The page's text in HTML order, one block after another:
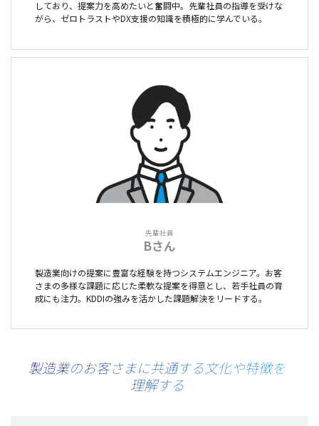
しており、提案力を高めたいと奮闘中。先輩社員の指導を受けな
がら、ゼロトラストやDX支援の知識を積極的に学んでいる。
先輩社員
Bさん
製造業向けの提案に豊富な経験を持つシステムエンジニア。お客
さまの多様な課題に応じた柔軟な提案を得意とし、若手社員の育
成にも注力。KDDIの強みを活かした課題解決をリードする。
製造業のお客さまに共通する 文化や特徴を
理解する